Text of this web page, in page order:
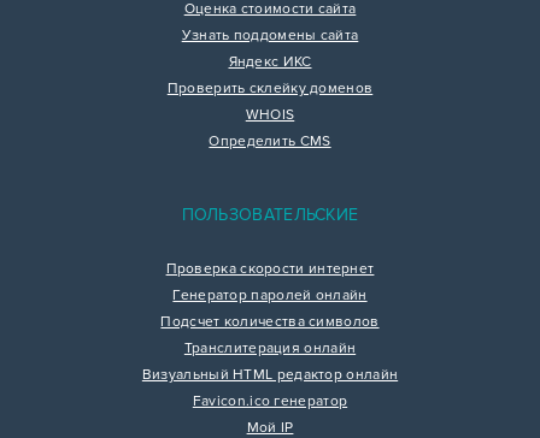
Оценка стоимости сайта
Узнать поддомены сайта
Яндекс ИКС
Проверить склейку доменов
WHOIS
Определить CMS
ПОЛЬЗОВАТЕЛЬСКИЕ
Проверка скорости интернет
Генератор паролей онлайн
Подсчет количества символов
Транслитерация онлайн
Визуальный HTML редактор онлайн
Favicon.ico генератор
Мой IP